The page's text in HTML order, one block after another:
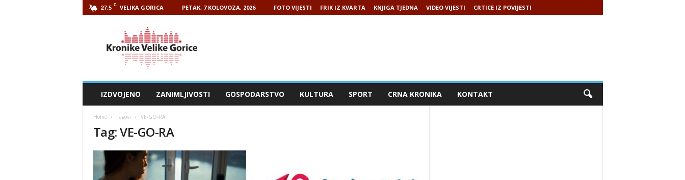
27.5 C VELIKA GORICA PETAK, 7 KOLOVOZA, 2026 FOTO VIJESTI FRIK IZ KVARTA KNJIGA TJEDNA VIDEO VIJESTI CRTICE IZ POVIJESTI
IZDVOJENO ZANIMLJIVOSTI GOSPODARSTVO KULTURA SPORT CRNA KRONIKA KONTAKT
Home Tagovi VE-GO-RA
Tag: VE-GO-RA